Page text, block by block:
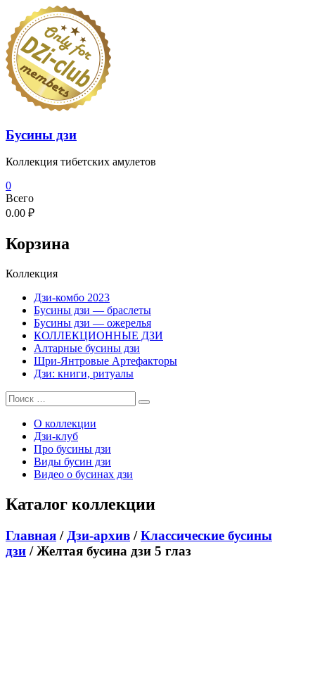
Перейти
содержимому
Бусины дзи
Коллекция тибетских амулетов
0
Всего
0.00 ₽
Корзина
Коллекция
Дзи-комбо 2023
Бусины дзи — браслеты
Бусины дзи — ожерелья
КОЛЛЕКЦИОННЫЕ ДЗИ
Алтарные бусины дзи
Шри-Янтровые Артефакторы
Дзи: книги, ритуалы
О коллекции
Дзи-клуб
Про бусины дзи
Виды бусин дзи
Видео о бусинах дзи
Каталог коллекции
Главная / Дзи-архив /Классические бусины
дзи / Желтая бусина дзи 5 глаз